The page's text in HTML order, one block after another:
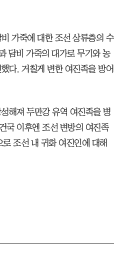
가죽에 대한 조선 상류층의 수
담비 가죽의 대가로 무기와 농
다. 거칠게 변한 여진족을 방어
해져 두만강 유역 여진족을 병
국 이후엔 조선 변방의 여진족
조선 내 귀화 여진인에 대해